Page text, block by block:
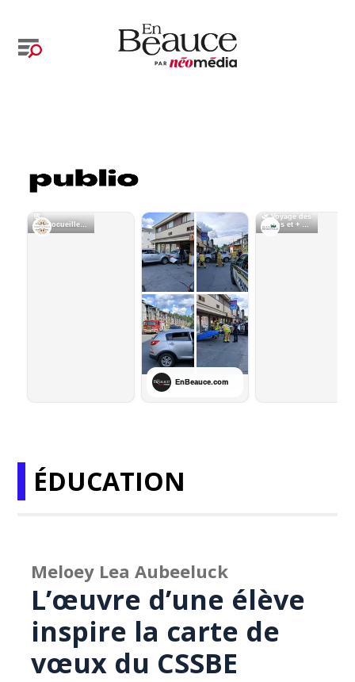
ÉDUCATION
Meloey Lea Aubeeluck
L’œuvre d’une élève
inspire la carte de
vœux du CSSBE